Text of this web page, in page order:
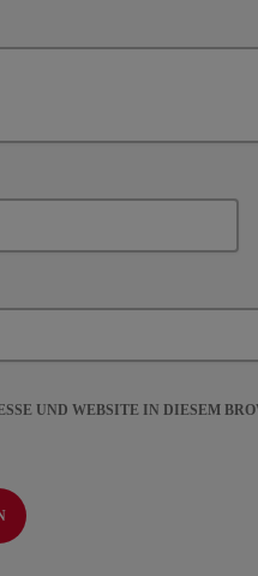
UND WEBSITE IN DIESEM